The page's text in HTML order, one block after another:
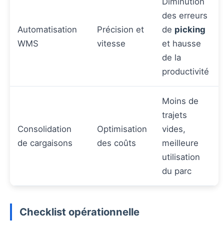
Automatisation
WMS
Précision et
vitesse
des erreurs
de picking
et hausse
de la
productivité
Consolidation
de cargaisons
Optimisation
des coûts
Moins de
trajets
vides,
meilleure
utilisation
du parc
Checklist opérationnelle